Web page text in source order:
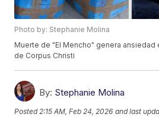
Photo by: Stephanie Molina
Muerte de "El Mencho" genera
de Corpus Christi
By: Stephanie Molina
Posted 2:15 AM, Feb 24, 2026 and last